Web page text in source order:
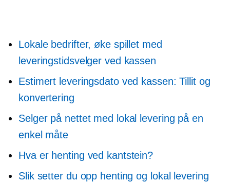
Lokale bedrifter, øke spillet med
leveringstidsvelger ved kassen
Estimert leveringsdato ved kassen: Tillit og
konvertering
Selger på nettet med lokal levering på en
enkel måte
Hva er henting ved kantstein?
Slik setter du opp henting og lokal levering